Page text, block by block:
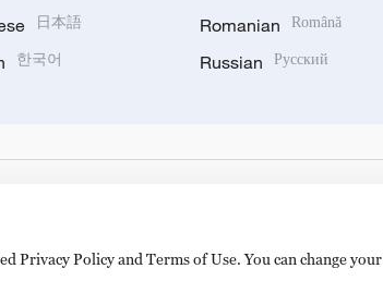
日本語
한국어
Romanian Română
Russian Русский
Privacy Policy and Terms of Use. You can change your